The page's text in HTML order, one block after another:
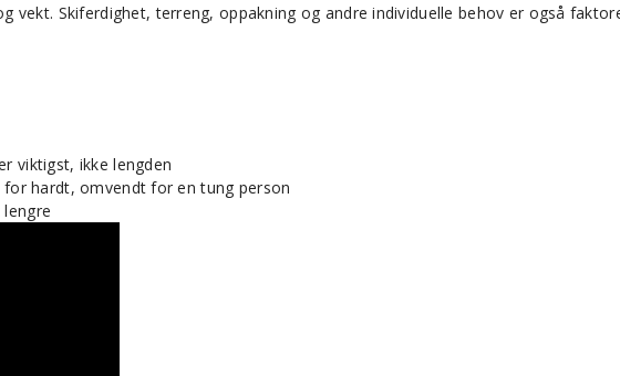
vekt. Skiferdighet, terreng, oppakning og andre individuelle behov er også
viktigst, ikke lengden
hardt, omvendt for en tung person